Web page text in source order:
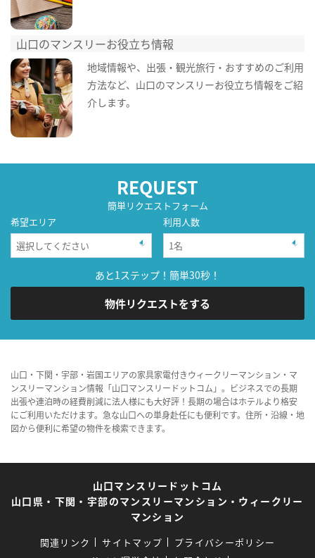
山口のマンスリーお役立ち情報
地域情報や、出張・観光旅行・おすすめのご利用
方法など、山口のマンスリーお役立ち情報をご紹
介します。
REQUEST
簡単リクエストフォーム
希望エリア
利用人数
あと1ステップ！簡単30秒！
物件リクエストをする
山口・下関・宇部・岩国エリアの家具家電付きウィークリーマンション・マ
ンスリーマンション情報「山口マンスリードットコム」。ビジネスでの長期
出張や連泊時の経費削減に法人様にも大好評！長期の場合はホテルより格安
にご利用いただけます。急な山口への単身赴任にも便利です。住所・沿線・地
図から便利に希望の物件を検索できます。
山口マンスリードットコム
山口県・下関・宇部のマンスリーマンション・ウィークリー
マンション
関連リンク サイトマップ
プライバシーポリシー